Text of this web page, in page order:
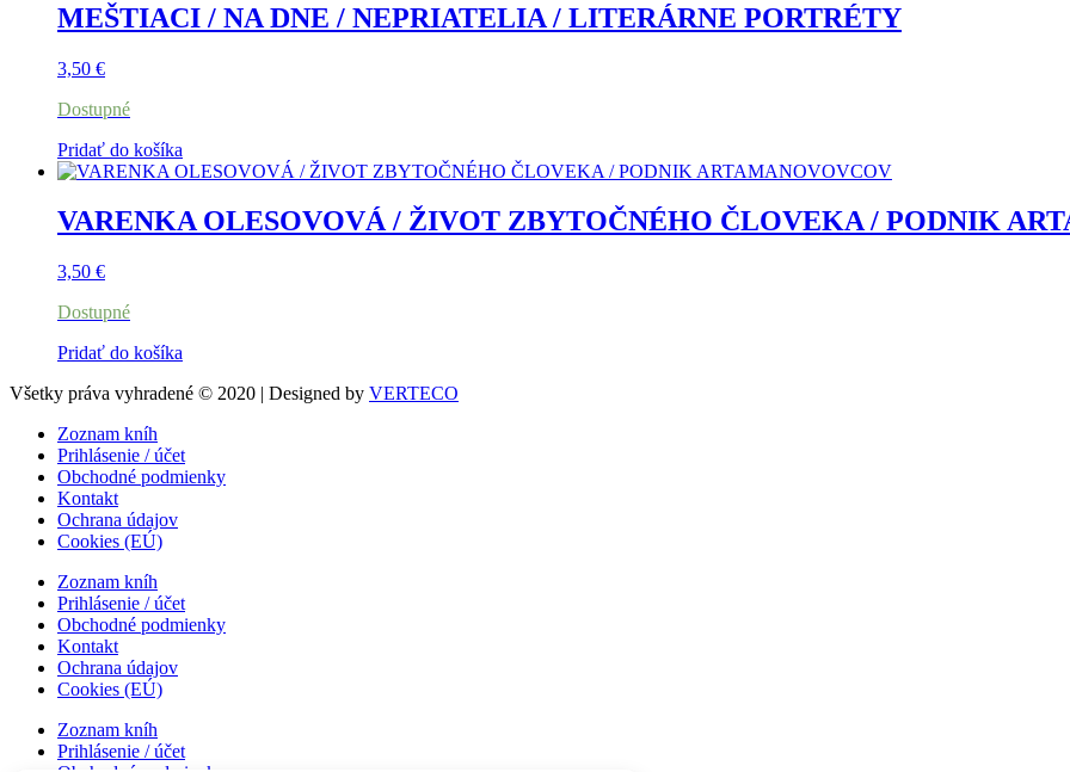
MEŠTIACI / NA DNE / NEPRIATELIA / LITERÁRNE PORTRÉTY
3,50 €
Dostupné
Pridať do košíka
VARENKA OLESOVOVÁ / ŽIVOT ZBYTOČNÉHO ČLOVEKA / PODNIK
3,50 €
Dostupné
Pridať do košíka
Všetky práva vyhradené © 2020 | Designed by VERTECO
Zoznam kníh
Prihlásenie / účet
Obchodné podmienky
Kontakt
Ochrana údajov
Cookies (EÚ)
Zoznam kníh
Prihlásenie / účet
Obchodné podmienky
Kontakt
Ochrana údajov
Cookies (EÚ)
Zoznam kníh
Prihlásenie / účet